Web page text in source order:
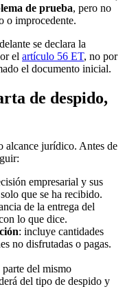
de prueba, pero no
o improcedente.
se declara la
el artículo 56 ET, no por
el documento inicial.
de despido,
alcance jurídico. Antes de
empresarial y sus
que se ha recibido.
de la entrega del
lo que dice.
: incluye cantidades
no disfrutadas o pagas.
del mismo
del tipo de despido y